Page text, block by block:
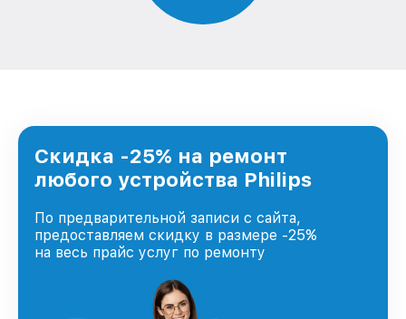
Скидка -25% на ремонт
любого устройства Philips
По предварительной записи с сайта,
предоставляем скидку в размере -25%
на весь прайс услуг по ремонту